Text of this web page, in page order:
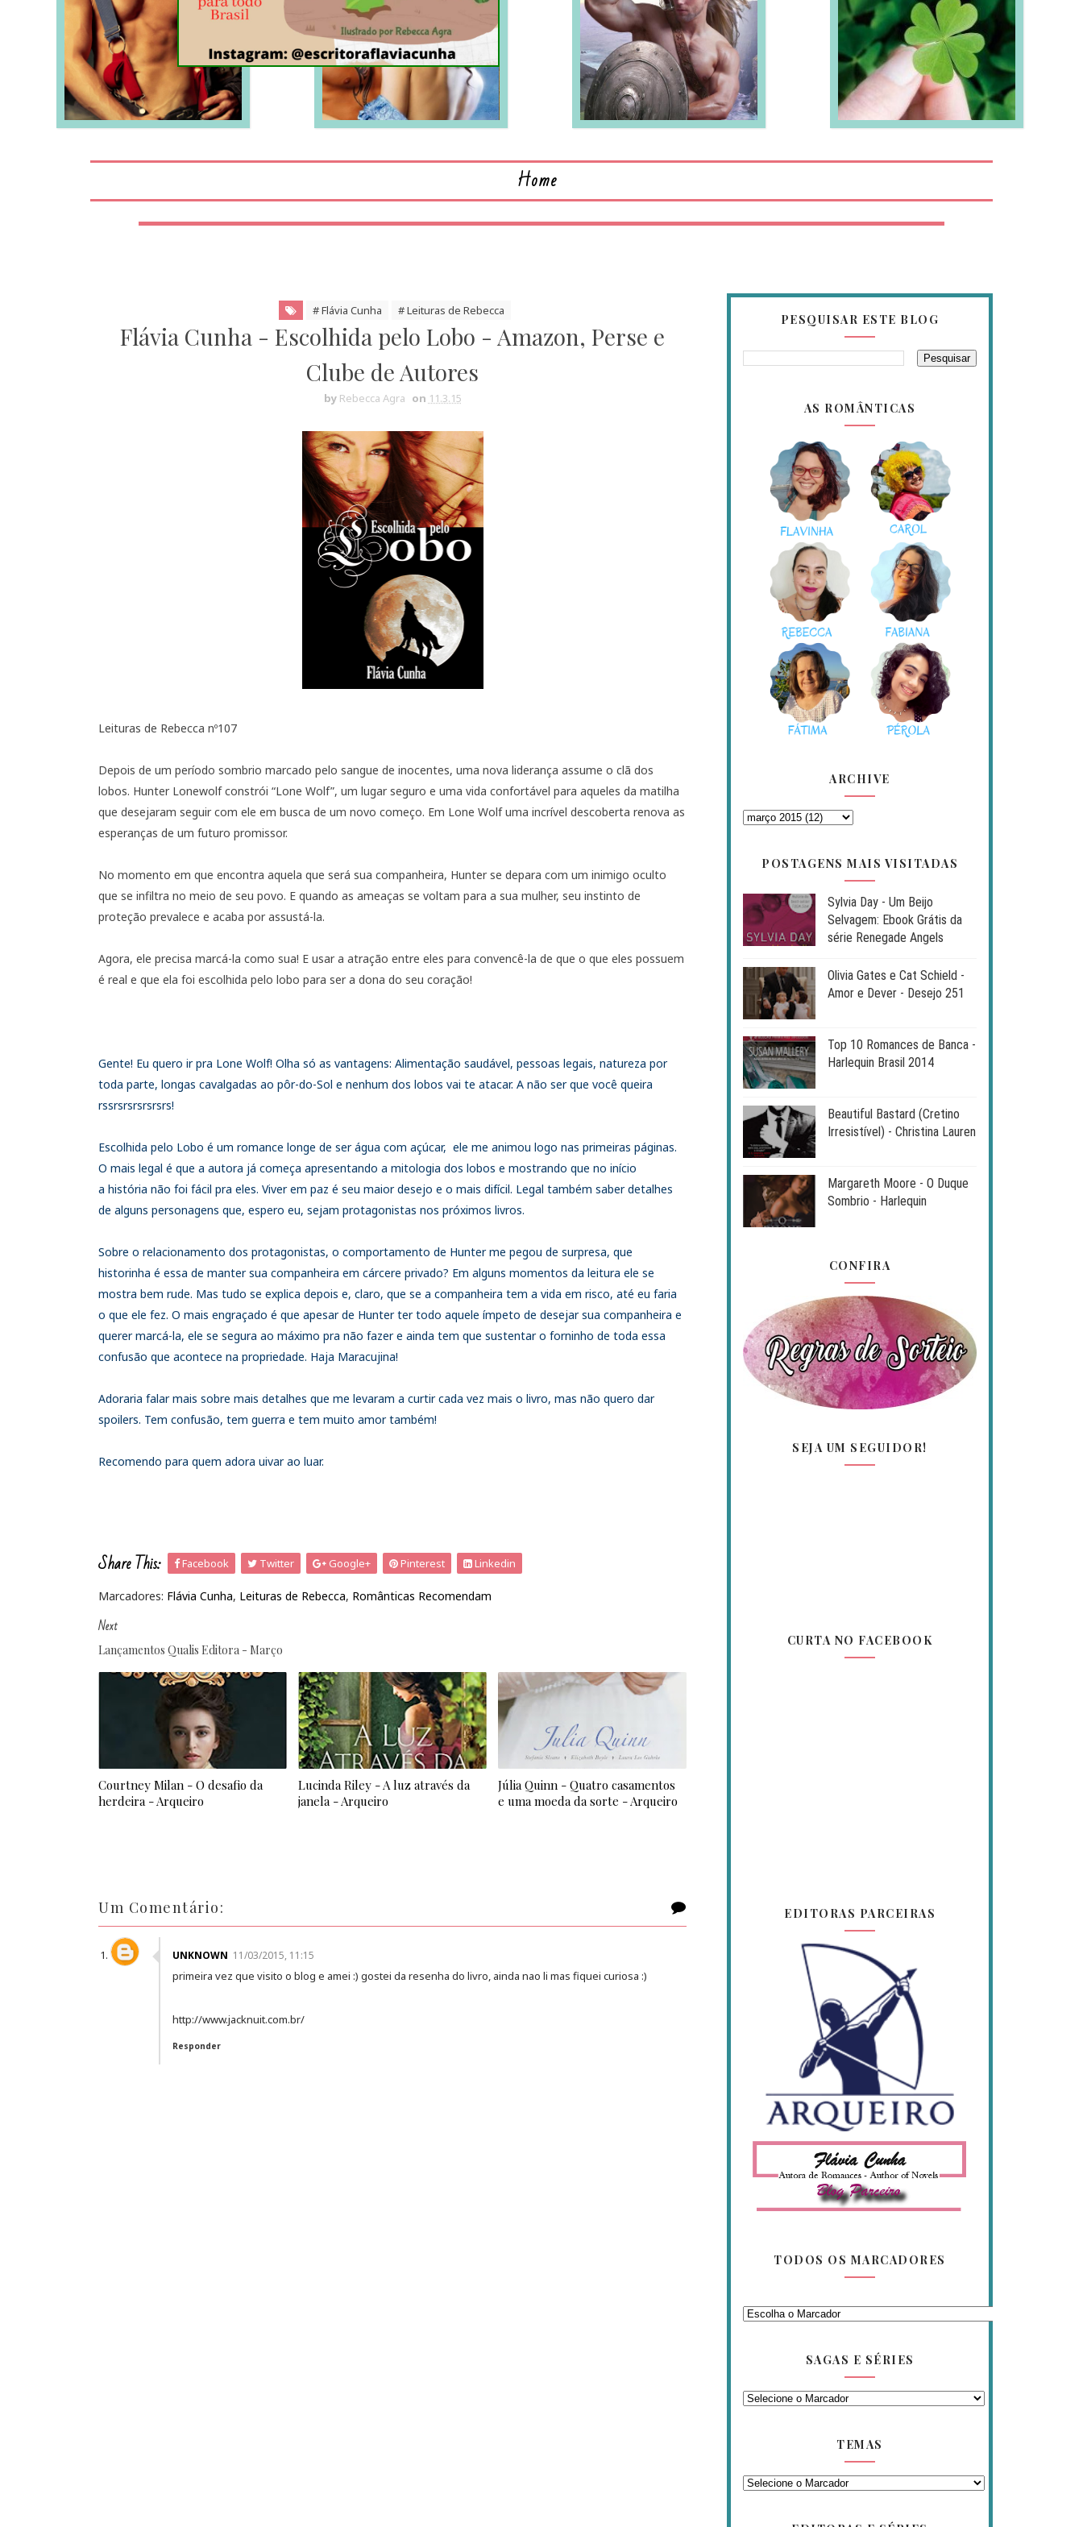
LEIA MAIS LEIA MAIS
Home
# Flávia Cunha # Leituras de Rebecca
Flávia Cunha - Escolhida pelo Lobo - Amazon, Perse e
Clube de Autores
by Rebecca Agra on 11.3.15
Leituras de Rebecca nº107
Depois de um período sombrio marcado pelo sangue de inocentes, uma nova liderança assume o clã dos
lobos. Hunter Lonewolf constrói “Lone Wolf”, um lugar seguro e uma vida confortável para aqueles da matilha
que desejaram seguir com ele em busca de um novo começo. Em Lone Wolf uma incrível descoberta renova as
esperanças de um futuro promissor.
No momento em que encontra aquela que será sua companheira, Hunter se depara com um inimigo oculto
que se infiltra no meio de seu povo. E quando as ameaças se voltam para a sua mulher, seu instinto de
proteção prevalece e acaba por assustá-la.
Agora, ele precisa marcá-la como sua! E usar a atração entre eles para convencê-la de que o que eles possuem
é real e que ela foi escolhida pelo lobo para ser a dona do seu coração!
Gente! Eu quero ir pra Lone Wolf! Olha só as vantagens: Alimentação saudável, pessoas legais, natureza por
toda parte, longas cavalgadas ao pôr-do-Sol e nenhum dos lobos vai te atacar. A não ser que você queira
rssrsrsrsrsrsrs!
Escolhida pelo Lobo é um romance longe de ser água com açúcar, ele me animou logo nas primeiras páginas.
O mais legal é que a autora já começa apresentando a mitologia dos lobos e mostrando que no início
a história não foi fácil pra eles. Viver em paz é seu maior desejo e o mais difícil. Legal também saber detalhes
de alguns personagens que, espero eu, sejam protagonistas nos próximos livros.
Sobre o relacionamento dos protagonistas, o comportamento de Hunter me pegou de surpresa, que
historinha é essa de manter sua companheira em cárcere privado? Em alguns momentos da leitura ele se
mostra bem rude. Mas tudo se explica depois e, claro, que se a companheira tem a vida em risco, até eu faria
o que ele fez. O mais engraçado é que apesar de Hunter ter todo aquele ímpeto de desejar sua companheira e
querer marcá-la, ele se segura ao máximo pra não fazer e ainda tem que sustentar o forninho de toda essa
confusão que acontece na propriedade. Haja Maracujina!
Adoraria falar mais sobre mais detalhes que me levaram a curtir cada vez mais o livro, mas não quero dar
spoilers. Tem confusão, tem guerra e tem muito amor também!
Recomendo para quem adora uivar ao luar.
Share This: Facebook Twitter Google+ Pinterest Linkedin
Marcadores: Flávia Cunha, Leituras de Rebecca, Românticas Recomendam
Next
Lançamentos Qualis Editora - Março
Courtney Milan - O desafio da
herdeira - Arqueiro
Lucinda Riley - A luz através da
janela - Arqueiro
Júlia Quinn - Quatro casamentos
e uma moeda da sorte - Arqueiro
Um Comentário:
UNKNOWN 11/03/2015, 11:15
primeira vez que visito o blog e amei :) gostei da resenha do livro, ainda nao li mas fiquei curiosa :)
http://www.jacknuit.com.br/
Responder
PESQUISAR ESTE BLOG
AS ROMÂNTICAS
ARCHIVE
POSTAGENS MAIS VISITADAS
Sylvia Day - Um Beijo
Selvagem: Ebook Grátis da
série Renegade Angels
Olivia Gates e Cat Schield -
Amor e Dever - Desejo 251
Top 10 Romances de Banca -
Harlequin Brasil 2014
Beautiful Bastard (Cretino
Irresistível) - Christina Lauren
Margareth Moore - O Duque
Sombrio - Harlequin
CONFIRA
SEJA UM SEGUIDOR!
CURTA NO FACEBOOK
EDITORAS PARCEIRAS
TODOS OS MARCADORES
SAGAS E SÉRIES
TEMAS